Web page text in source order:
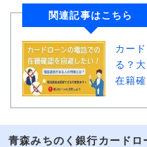
関連記事はこちら
カー
る？
在籍
青森みちのく銀行カード